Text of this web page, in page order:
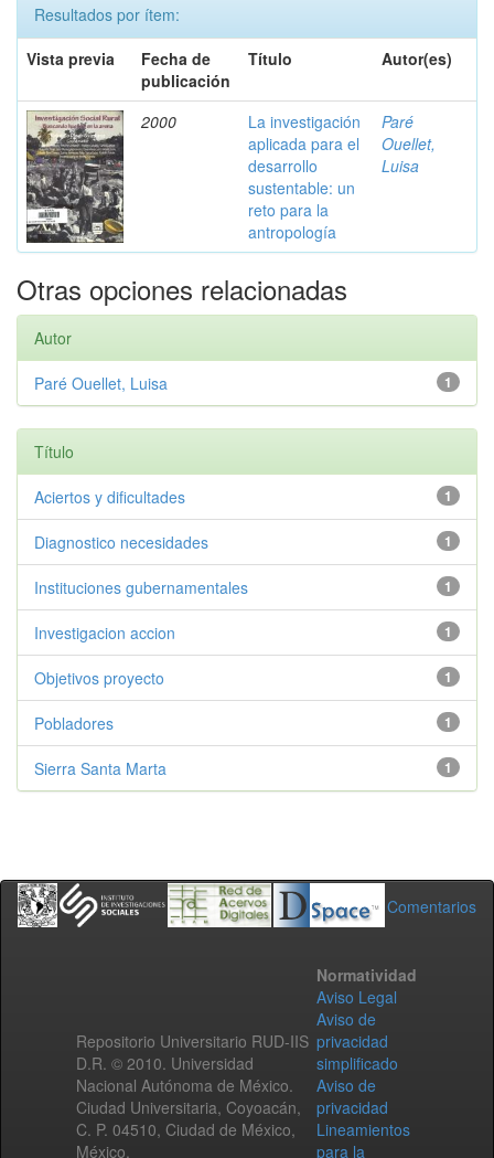
Resultados por ítem:
Vista previa
Fecha de
publicación
Título Autor(es)
2000
La investigación
aplicada para el
desarrollo
sustentable: un
reto para la
antropología
Paré
Ouellet,
Luisa
Otras opciones relacionadas
Autor
1
Paré Ouellet, Luisa
Título
1
Aciertos y dificultades
1
Diagnostico necesidades
1
Instituciones gubernamentales
1
Investigacion accion
1
Objetivos proyecto
1
Pobladores
1
Sierra Santa Marta
Comentarios
Repositorio Universitario RUD-IIS
D.R. © 2010. Universidad
Nacional Autónoma de México.
Ciudad Universitaria, Coyoacán,
C. P. 04510, Ciudad de México,
México.
Normatividad
Aviso Legal
Aviso de
privacidad
simplificado
Aviso de
privacidad
Lineamientos
para la